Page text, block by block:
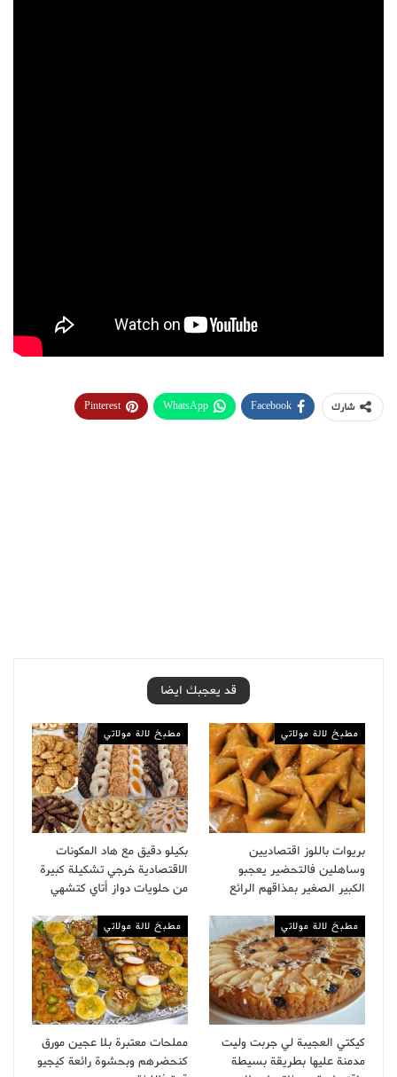
شارك Facebook
WhatsApp
Pinterest
قد يعجبك ايضا
مطبخ لالة مولاتي
بريوات باللوز اقتصاديين
وساهلين فالتحضير يعجبو
الكبير الصغير بمذاقهم الرائع
مطبخ لالة مولاتي
بكيلو دقيق مع هاد المكونات
الاقتصادية خرجي تشكيلة كبيرة
من حلويات دواز أتاي كتشهي
مطبخ لالة مولاتي
كيكتي العجيبة لي جربت وليت
مدمنة عليها بطريقة بسيطة
مطبخ لالة مولاتي
مملحات معتبرة بلا عجين مورق
كنحضرهم وبحشوة رائعة كيجيو